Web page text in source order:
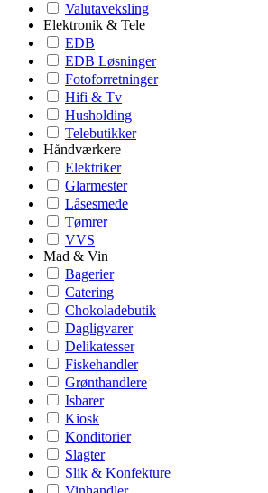
Valutaveksling
Elektronik & Tele
EDB
EDB Løsninger
Fotoforretninger
Hifi & Tv
Husholding
Telebutikker
Håndværkere
Elektriker
Glarmester
Låsesmede
Tømrer
VVS
Mad & Vin
Bagerier
Catering
Chokoladebutik
Dagligvarer
Delikatesser
Fiskehandler
Grønthandlere
Isbarer
Kiosk
Konditorier
Slagter
Slik & Konfekture